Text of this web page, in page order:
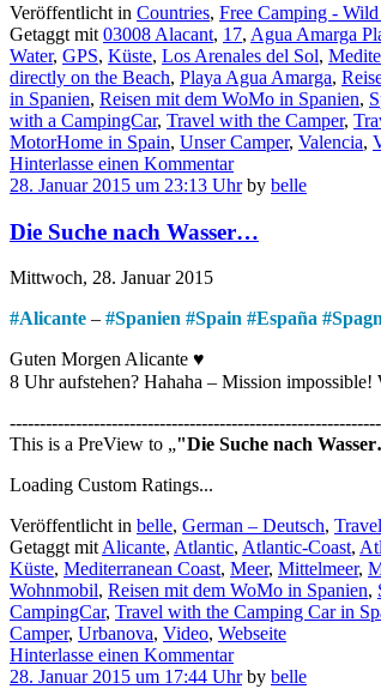
Veröffentlicht in Countries, Free Camping -
Getaggt mit 03008 Alacant, 17, Agua Amarga
Water, GPS, Küste, Los Arenales del Sol,
directly on the Beach, Playa Agua Amarga,
in Spanien, Reisen mit dem WoMo in Spanien,
with a CampingCar, Travel with the Camper,
MotorHome in Spain, Unser Camper, Valencia,
Hinterlasse einen Kommentar
28. Januar 2015 um 23:13 Uhr by belle
Die Suche nach Wasser…
Mittwoch, 28. Januar 2015
#Alicante – #Spanien #Spain #España #
Guten Morgen Alicante ♥
8 Uhr aufstehen? Hahaha – Mission
This is a PreView to
"Die Suche nach
Loading Custom Ratings...
Veröffentlicht in belle, German – Deutsch,
Getaggt mit Alicante, Atlantic, Atlantic-Coast,
Küste, Mediterranean Coast, Meer, Mittelmeer,
Wohnmobil, Reisen mit dem WoMo in Spanien,
CampingCar, Travel with the Camping Car in
Camper, Urbanova, Video, Webseite
Hinterlasse einen Kommentar
28. Januar 2015 um 17:44 Uhr by belle